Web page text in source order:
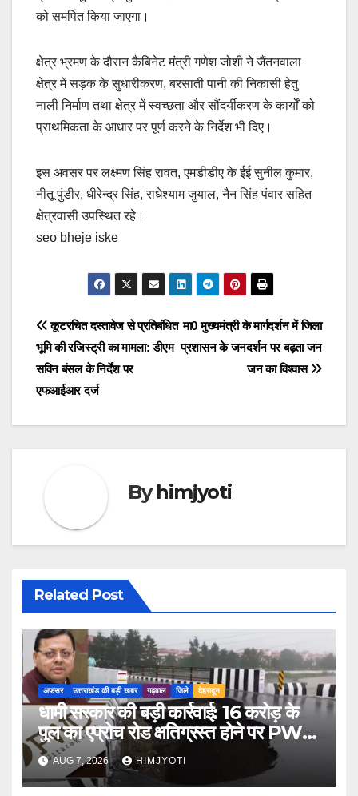
को समर्पित किया जाएगा।
क्षेत्र भ्रमण के दौरान कैबिनेट मंत्री गणेश जोशी ने जैंतनवाला
क्षेत्र में सड़क के सुधारीकरण, बरसाती पानी की निकासी हेतु
नाली निर्माण तथा क्षेत्र में स्वच्छता और सौंदर्यीकरण के कार्यों को
प्राथमिकता के आधार पर पूर्ण करने के निर्देश भी दिए।
इस अवसर पर लक्ष्मण सिंह रावत, एमडीडीए के ईई सुनील कुमार,
नीतू पुंडीर, धीरेन्द्र सिंह, राधेश्याम जुयाल, नैन सिंह पंवार सहित
क्षेत्रवासी उपस्थित रहे।
seo bheje iske
Post
navigation
मा0 मुख्यमंत्री के मार्गदर्शन में जिला
प्रशासन के जनदर्शन पर बढ़ता जन
जन का विश्वास
कूटरचित दस्तावेज से प्रतिबंधित
भूमि की रजिस्ट्री का मामला: डीएम
सविन बंसल के निर्देश पर
एफआईआर दर्ज
Byhimjyoti
Related Post
अफसर उत्तराखंड की बड़ी खबर गढ़वाल जिले देहरादून
धामी सरकार की बड़ी कार्रवाई: 16 करोड़ के
पुल का एप्रोच रोड क्षतिग्रस्त होने पर PWD
के तीन इंजीनियर निलंबित
AUG 7, 2026 HIMJYOTI